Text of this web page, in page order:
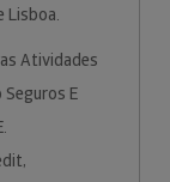
Lisboa.
Atividades
Seguros E